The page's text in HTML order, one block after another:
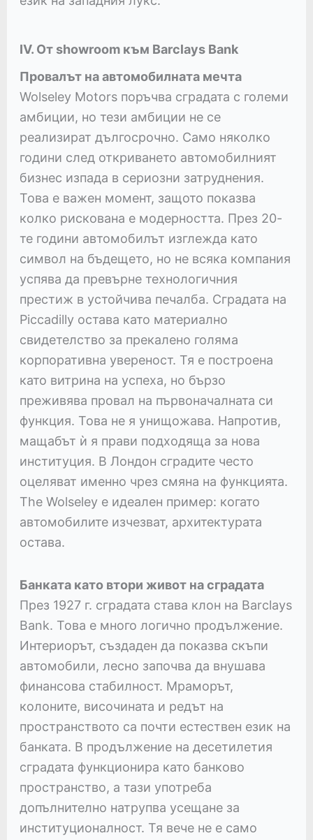
IV. От showroom към Barclays Bank
Провалът на автомобилната мечта
Wolseley Motors поръчва сградата с големи
амбиции, но тези амбиции не се
реализират дългосрочно. Само няколко
години след откриването автомобилният
бизнес изпада в сериозни затруднения.
Това е важен момент, защото показва
колко рискована е модерността. През 20-
те години автомобилът изглежда като
символ на бъдещето, но не всяка компания
успява да превърне технологичния
престиж в устойчива печалба. Сградата на
Piccadilly остава като материално
свидетелство за прекалено голяма
корпоративна увереност. Тя е построена
като витрина на успеха, но бързо
преживява провал на първоначалната си
функция. Това не я унищожава. Напротив,
мащабът ѝ я прави подходяща за нова
институция. В Лондон сградите често
оцеляват именно чрез смяна на функцията.
The Wolseley е идеален пример: когато
автомобилите изчезват, архитектурата
остава.
Банката като втори живот на сградата
През 1927 г. сградата става клон на Barclays
Bank. Това е много логично продължение.
Интериорът, създаден да показва скъпи
автомобили, лесно започва да внушава
финансова стабилност. Мраморът,
колоните, височината и редът на
пространството са почти естествен език на
банката. В продължение на десетилетия
сградата функционира като банково
пространство, а тази употреба
допълнително натрупва усещане за
институционалност. Тя вече не е само